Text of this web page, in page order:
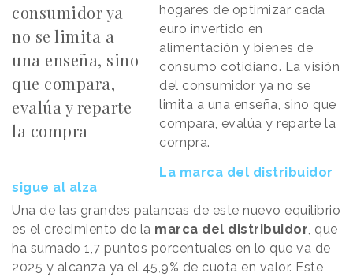
consumidor ya
no se limita a
una enseña, sino
que compara,
evalúa y reparte
la compra
hogares de optimizar cada
euro invertido en
alimentación y bienes de
consumo cotidiano. La visión
del consumidor ya no se
limita a una enseña, sino que
compara, evalúa y reparte la
compra.
La marca del distribuidor
sigue al alza
Una de las grandes palancas de este nuevo equilibrio
es el crecimiento de la marca del distribuidor , que
ha sumado 1,7 puntos porcentuales en lo que va de
2025 y alcanza ya el 45,9% de cuota en valor. Este